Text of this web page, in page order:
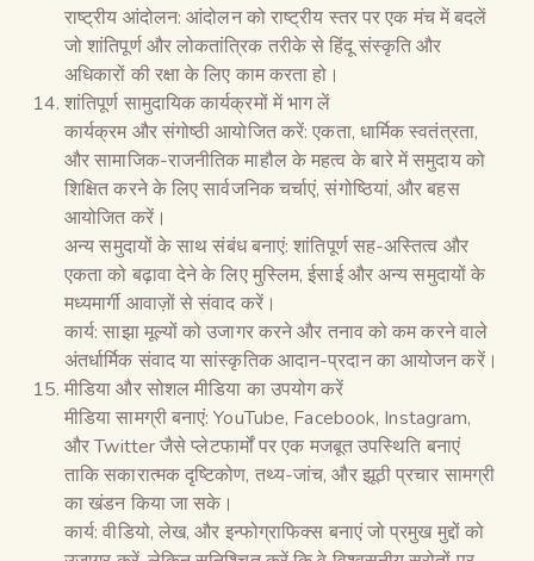
राष्ट्रीय आंदोलन: आंदोलन को राष्ट्रीय स्तर पर एक मंच में बदलें
जो शांतिपूर्ण और लोकतांत्रिक तरीके से हिंदू संस्कृति और
अधिकारों की रक्षा के लिए काम करता हो।
शांतिपूर्ण सामुदायिक कार्यक्रमों में भाग लें
कार्यक्रम और संगोष्ठी आयोजित करें: एकता, धार्मिक स्वतंत्रता,
और सामाजिक-राजनीतिक माहौल के महत्व के बारे में समुदाय को
शिक्षित करने के लिए सार्वजनिक चर्चाएं, संगोष्ठियां, और बहस
आयोजित करें।
अन्य समुदायों के साथ संबंध बनाएं: शांतिपूर्ण सह-अस्तित्व और
एकता को बढ़ावा देने के लिए मुस्लिम, ईसाई और अन्य समुदायों के
मध्यमार्गी आवाज़ों से संवाद करें।
कार्य: साझा मूल्यों को उजागर करने और तनाव को कम करने वाले
अंतर्धार्मिक संवाद या सांस्कृतिक आदान-प्रदान का आयोजन करें।
मीडिया और सोशल मीडिया का उपयोग करें
मीडिया सामग्री बनाएं: YouTube, Facebook, Instagram,
और Twitter जैसे प्लेटफार्मों पर एक मजबूत उपस्थिति बनाएं
ताकि सकारात्मक दृष्टिकोण, तथ्य-जांच, और झूठी प्रचार सामग्री
का खंडन किया जा सके।
कार्य: वीडियो, लेख, और इन्फोग्राफिक्स बनाएं जो प्रमुख मुद्दों को